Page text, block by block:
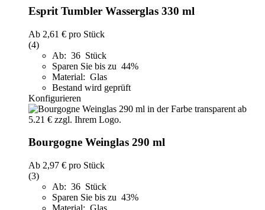
Esprit Tumbler Wasserglas 330 ml
Ab 2,61 € pro Stück
(4)
Ab: 36 Stück
Sparen Sie bis zu 44%
Material: Glas
Bestand wird geprüft
Konfigurieren
Bourgogne Weinglas 290 ml
Ab 2,97 € pro Stück
(3)
Ab: 36 Stück
Sparen Sie bis zu 43%
Material: Glas